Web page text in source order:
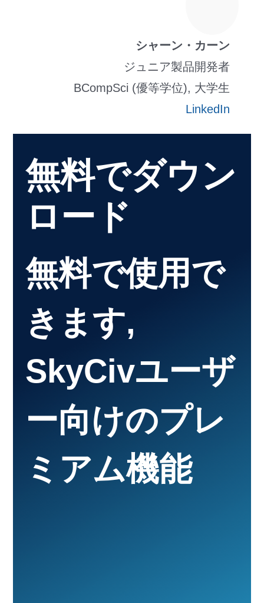
シャーン・カーン
ジュニア製品開発者
BCompSci (優等学位), 大学生
LinkedIn
無料でダウン
ロード
無料で使用で
きます,
SkyCivユーザ
ー向けのプレ
ミアム機能